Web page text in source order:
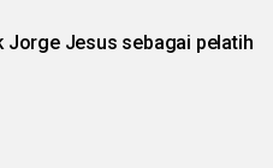
Jorge Jesus sebagai pelatih